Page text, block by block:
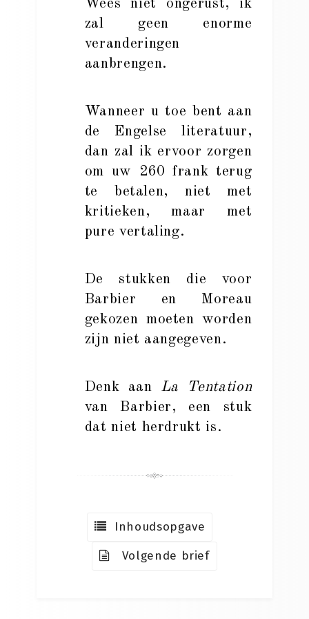
Wees niet ongerust, ik
zal geen enorme
veranderingen
aanbrengen.
Wanneer u toe bent aan
de Engelse literatuur,
dan zal ik ervoor zorgen
om uw 260 frank terug
te betalen, niet met
kritieken, maar met
pure vertaling.
De stukken die voor
Barbier en Moreau
gekozen moeten worden
zijn niet aangegeven.
Denk aan La Tentation
van Barbier, een stuk
dat niet herdrukt is.
Inhoudsopgave
Volgende brief